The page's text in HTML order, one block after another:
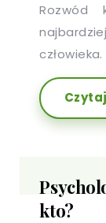
Rozwód
płeć,
wymaga
decyzji o
dotąd
kto?